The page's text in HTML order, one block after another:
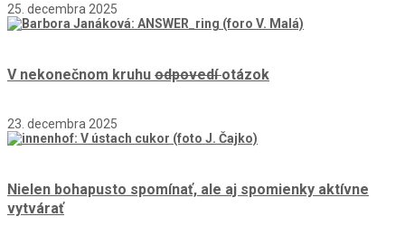
25. decembra 2025
V nekonečnom kruhu odpovedíotázok
23. decembra 2025
Nielen bohapusto spomínať, ale aj spomienky aktívne
vytvárať